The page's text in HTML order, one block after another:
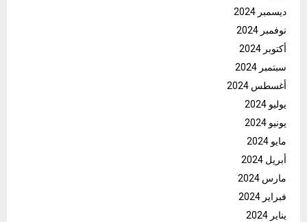
ديسمبر 2024
نوفمبر 2024
أكتوبر 2024
سبتمبر 2024
أغسطس 2024
يوليو 2024
يونيو 2024
مايو 2024
أبريل 2024
مارس 2024
فبراير 2024
يناير 2024